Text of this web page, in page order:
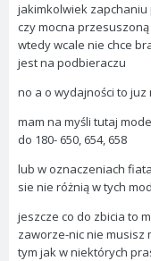
jakimkolwiek zapchaniu
czy mocna
wtedy wcale nie chce
jest na podbieraczu
no a o wydajności to
mam na myśli tutaj
do 180- 650, 654, 658
lub w oznaczeniach
sie nie różnią w tych
jeszcze co do zbicia to
zaworze-nic nie musisz
tym jak w niektórych